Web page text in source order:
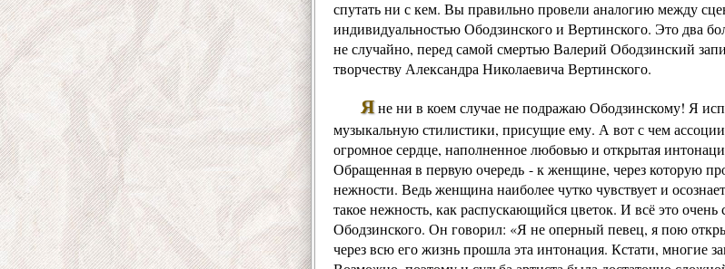
спутать ни с кем. Вы правильно провели аналогию между
индивидуальностью Ободзинского и Вертинского. Это два
не случайно, перед самой смертью Валерий Ободзинский
творчеству Александра Николаевича Вертинского.
Яне ни в коем случае не подражаю Ободзинскому! Я
музыкальную стилистики, присущие ему. А вот с чем
огромное сердце, наполненное любовью и открытая
Обращенная в первую очередь - к женщине, через которую
нежности. Ведь женщина наиболее чутко чувствует и
такое нежность, как распускающийся цветок. И всё это очень
Ободзинского. Он говорил: «Я не оперный певец, я пою
через всю его жизнь прошла эта интонация. Кстати, многие